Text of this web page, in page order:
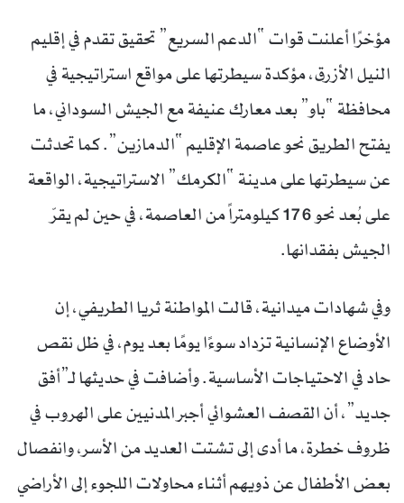
مؤخرًا أعلنت قوات “الدعم السريع” تحقيق تقدم في إقليم
النيل الأزرق، مؤكدة سيطرتها على مواقع استراتيجية في
محافظة “باو” بعد معارك عنيفة مع الجيش السوداني، ما
يفتح الطريق نحو عاصمة الإقليم “الدمازين”. كما تحدثت
عن سيطرتها على مدينة “الكرمك” الاستراتيجية، الواقعة
على بُعد نحو 176 كيلومتراً من العاصمة، في حين لم يقرّ
الجيش بفقدانها.
وفي شهادات ميدانية، قالت المواطنة ثريا الطريفي، إن
الأوضاع الإنسانية تزداد سوءًا يومًا بعد يوم، في ظل نقص
حاد في الاحتياجات الأساسية. وأضافت في حديثها لـ”أفق
جديد”، أن القصف العشوائي أجبر المدنيين على الهروب في
ظروف خطرة، ما أدى إلى تشتت العديد من الأسر، وانفصال
بعض الأطفال عن ذويهم أثناء محاولات اللجوء إلى الأراضي